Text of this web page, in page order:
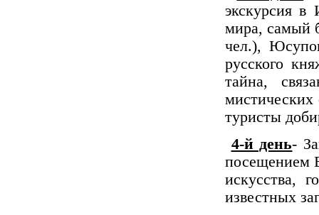
экскурсия в
мира, самый
чел.),
русского
тайна,
мистических
туристы
4-й день-
посещением
искусства,
известных